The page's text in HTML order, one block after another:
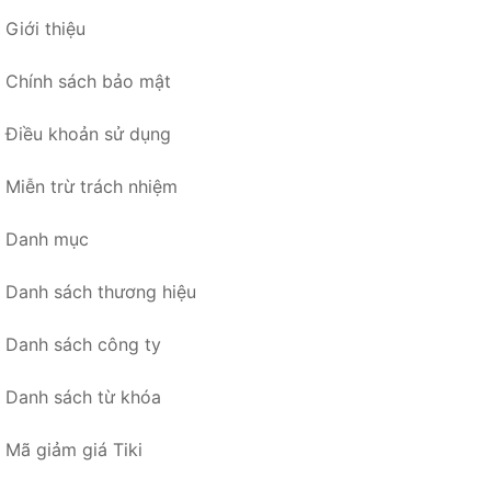
Giới thiệu
Chính sách bảo mật
Điều khoản sử dụng
Miễn trừ trách nhiệm
Danh mục
Danh sách thương hiệu
Danh sách công ty
Danh sách từ khóa
Mã giảm giá Tiki